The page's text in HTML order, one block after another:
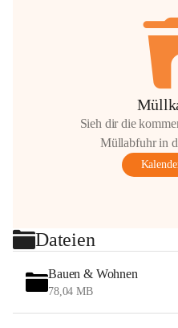
Sieh dir die
Müllabfuhr in
Dateien
Bauen & Wohnen
78,04 MB